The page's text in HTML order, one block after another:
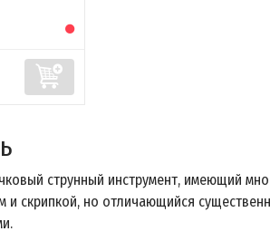
струнный инструмент, имеющий
и скрипкой, но отличающийся